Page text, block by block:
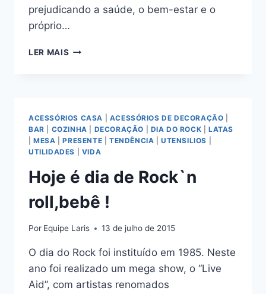
prejudicando a saúde, o bem-estar e o
próprio…
LER MAIS ÁGUA
ACESSÓRIOS CASA ACESSÓRIOS DE DECORAÇÃO
BAR
COZINHA DECORAÇÃO DIA DO ROCK |LATAS
|MESA |PRESENTE TENDÊNCIA |UTENSILIOS
UTILIDADES
VIDA
Hoje é dia de Rock`n
roll,bebê !
Por Equipe Laris 13 de julho de 2015
O dia do Rock foi instituído em 1985. Neste
ano foi realizado um mega show, o “Live
Aid”, com artistas renomados